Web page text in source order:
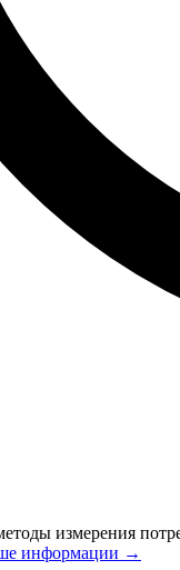
измерения
информации →